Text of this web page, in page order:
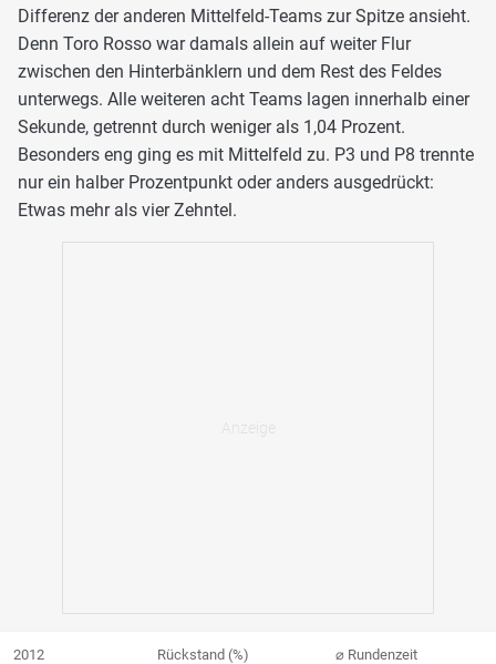
Differenz der anderen Mittelfeld-Teams zur Spitze ansieht.
Denn Toro Rosso war damals allein auf weiter Flur
zwischen den Hinterbänklern und dem Rest des Feldes
unterwegs. Alle weiteren acht Teams lagen innerhalb einer
Sekunde, getrennt durch weniger als 1,04 Prozent.
Besonders eng ging es mit Mittelfeld zu. P3 und P8 trennte
nur ein halber Prozentpunkt oder anders ausgedrückt:
Etwas mehr als vier Zehntel.
2012 Rückstand (%) ⌀ Rundenzeit